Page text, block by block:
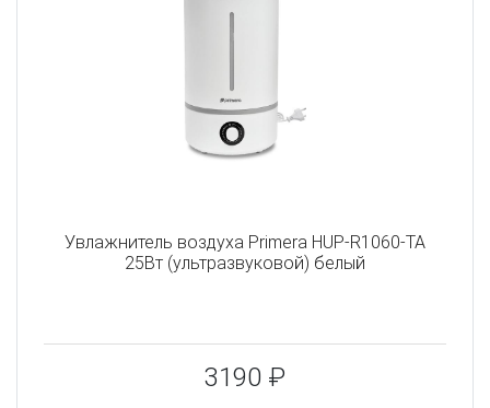
Увлажнитель воздуха Primera HUP-R1060-TA
25Вт (ультразвуковой) белый
3190 ₽